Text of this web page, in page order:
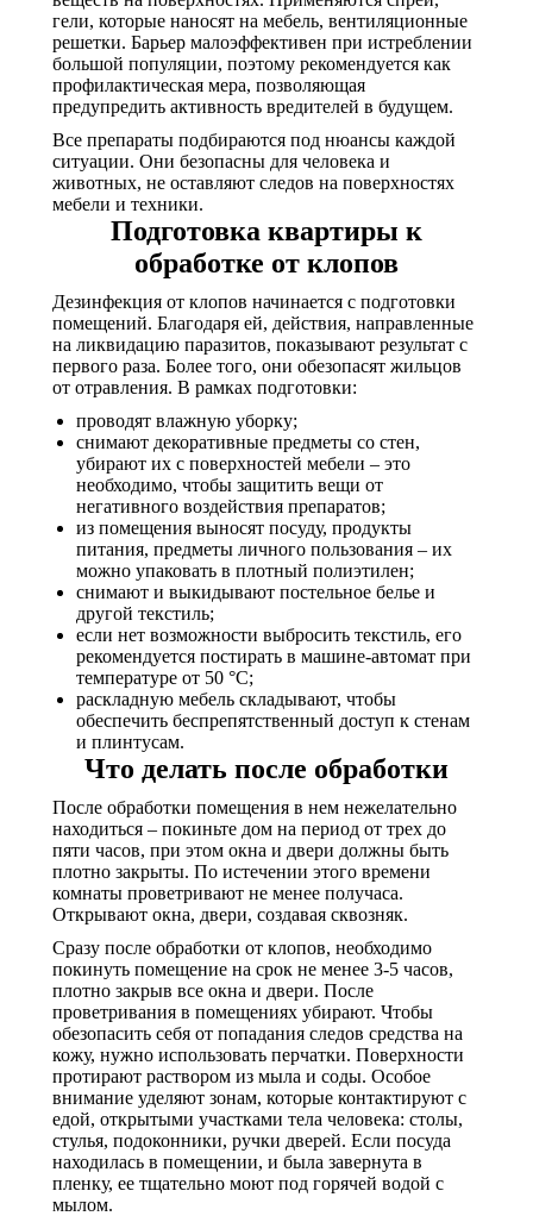
гели, которые наносят на мебель, вентиляционные
решетки. Барьер малоэффективен при истреблении
большой популяции, поэтому рекомендуется как
профилактическая мера, позволяющая
предупредить активность вредителей в будущем.
Все препараты подбираются под нюансы каждой
ситуации. Они безопасны для человека и
животных, не оставляют следов на поверхностях
мебели и техники.
Подготовка квартиры к
обработке от клопов
Дезинфекция от клопов начинается с подготовки
помещений. Благодаря ей, действия, направленные
на ликвидацию паразитов, показывают результат с
первого раза. Более того, они обезопасят жильцов
от отравления. В рамках подготовки:
проводят влажную уборку;
снимают декоративные предметы со стен,
убирают их с поверхностей мебели – это
необходимо, чтобы защитить вещи от
негативного воздействия препаратов;
из помещения выносят посуду, продукты
питания, предметы личного пользования – их
можно упаковать в плотный полиэтилен;
снимают и выкидывают постельное белье и
другой текстиль;
если нет возможности выбросить текстиль, его
рекомендуется постирать в машине-автомат при
температуре от 50 °C;
раскладную мебель складывают, чтобы
обеспечить беспрепятственный доступ к стенам
и плинтусам.
Что делать после обработки
После обработки помещения в нем нежелательно
находиться – покиньте дом на период от трех до
пяти часов, при этом окна и двери должны быть
плотно закрыты. По истечении этого времени
комнаты проветривают не менее получаса.
Открывают окна, двери, создавая сквозняк.
Сразу после обработки от клопов, необходимо
покинуть помещение на срок не менее 3-5 часов,
плотно закрыв все окна и двери. После
проветривания в помещениях убирают. Чтобы
обезопасить себя от попадания следов средства на
кожу, нужно использовать перчатки. Поверхности
протирают раствором из мыла и соды. Особое
внимание уделяют зонам, которые контактируют с
едой, открытыми участками тела человека: столы,
стулья, подоконники, ручки дверей. Если посуда
находилась в помещении, и была завернута в
пленку, ее тщательно моют под горячей водой с
мылом.